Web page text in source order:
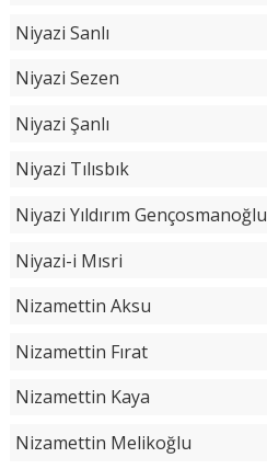
Niyazi Sanlı
Niyazi Sezen
Niyazi Şanlı
Niyazi Tılısbık
Niyazi Yıldırım Gençosmanoğlu
Niyazi-i Mısri
Nizamettin Aksu
Nizamettin Fırat
Nizamettin Kaya
Nizamettin Melikoğlu